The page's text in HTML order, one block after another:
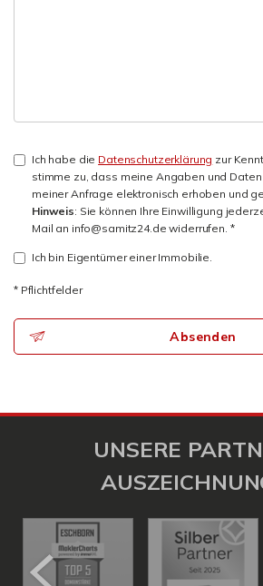
Ich habe die Datenschutzerklärung zur
stimme zu, dass meine Angaben und
meiner Anfrage elektronisch erhoben und
Hinweis: Sie können Ihre Einwilligung
Mail an info@samitz24.de widerrufen. *
Ich bin Eigentümer einer Immobilie.
* Pflichtfelder
Absenden
UNSERE